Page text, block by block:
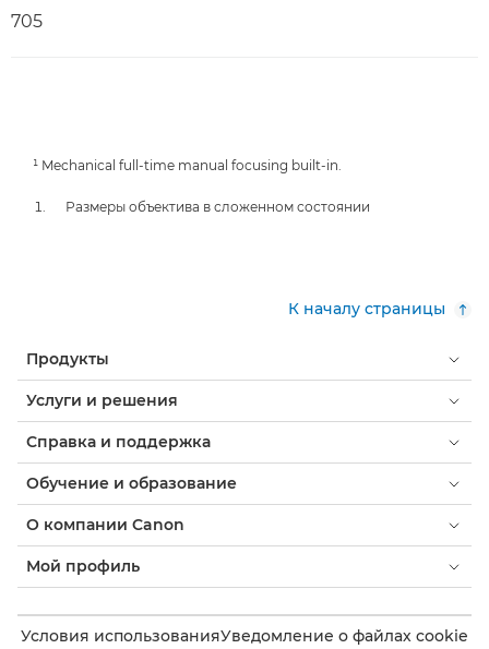
705
¹ Mechanical full-time manual focusing built-in.
Размеры объектива в сложенном состоянии
К началу страницы
Продукты
Услуги и решения
Справка и поддержка
Обучение и образование
О компании Canon
Мой профиль
Условия использованияУведомление о файлах cookie